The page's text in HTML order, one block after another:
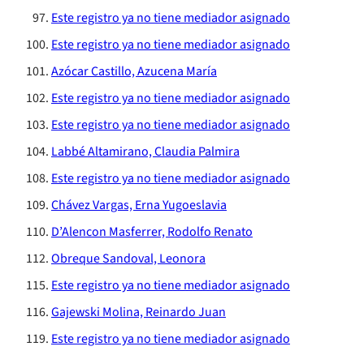
Este registro ya no tiene mediador asignado
Este registro ya no tiene mediador asignado
Azócar Castillo, Azucena María
Este registro ya no tiene mediador asignado
Este registro ya no tiene mediador asignado
Labbé Altamirano, Claudia Palmira
Este registro ya no tiene mediador asignado
Chávez Vargas, Erna Yugoeslavia
D’Alencon Masferrer, Rodolfo Renato
Obreque Sandoval, Leonora
Este registro ya no tiene mediador asignado
Gajewski Molina, Reinardo Juan
Este registro ya no tiene mediador asignado